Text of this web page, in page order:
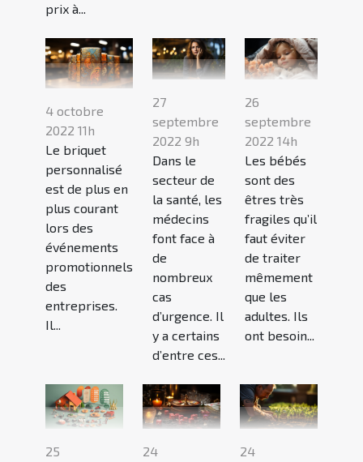
prix à...
4 octobre
2022 11h
Le briquet
personnalisé
est de plus en
plus courant
lors des
événements
promotionnels
des
entreprises.
Il...
27
septembre
2022 9h
Dans le
secteur de
la santé, les
médecins
font face à
de
nombreux
cas
d’urgence. Il
y a certains
d’entre ces...
26
septembre
2022 14h
Les bébés
sont des
êtres très
fragiles qu’il
faut éviter
de traiter
mêmement
que les
adultes. Ils
ont besoin...
25
24
24